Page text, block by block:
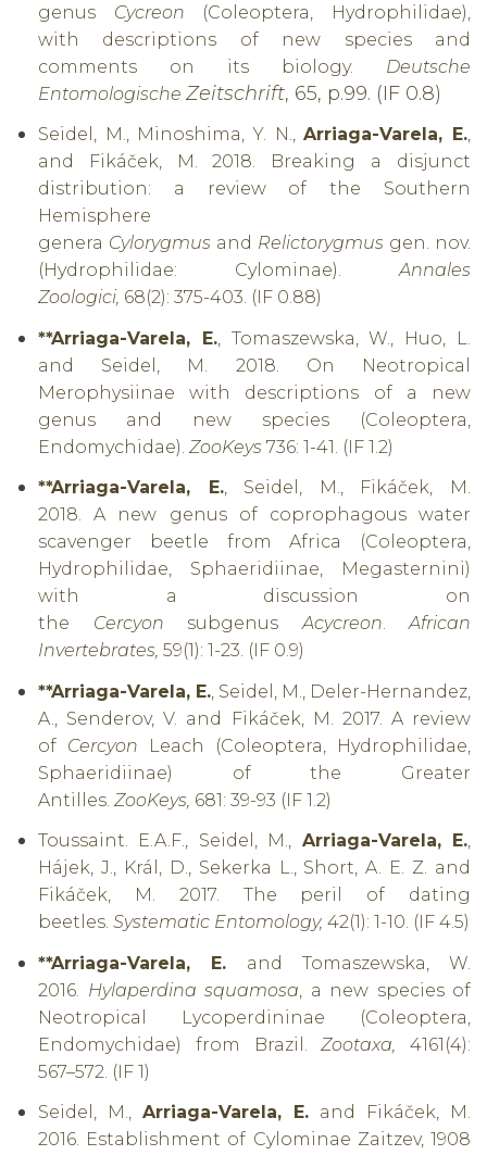
genus Cycreon (Coleoptera, Hydrophilidae),
with descriptions of new species and
comments on its biology. Deutsche
Entomologische Zeitschrift, 65, p.99. (IF 0.8)
Seidel, M., Minoshima, Y. N.,Arriaga-Varela, E.,
and Fikáček, M. 2018. Breaking a disjunct
distribution: a review of the Southern
Hemisphere
genera Cylorygmus and Relictorygmus gen. nov.
(Hydrophilidae: Cylominae).Annales
Zoologici, 68(2): 375-403. (IF 0.88)
**Arriaga-Varela, E., Tomaszewska, W., Huo, L.
and Seidel, M. 2018. On Neotropical
Merophysiinae with descriptions of a new
genus and new species (Coleoptera,
Endomychidae). ZooKeys 736: 1-41. (IF 1.2)
**Arriaga-Varela, E., Seidel, M., Fikáček, M.
2018.A new genus of coprophagous water
scavenger beetle from Africa (Coleoptera,
Hydrophilidae, Sphaeridiinae, Megasternini)
with a discussion on
the Cercyon subgenusAcycreon.African
Invertebrates, 59(1): 1-23. (IF 0.9)
**Arriaga-Varela, E. , Seidel, M., Deler-Hernandez,
A., Senderov, V. and Fikáček, M. 2017. A review
of Cercyon
Leach (Coleoptera, Hydrophilidae,
Sphaeridiinae) of the Greater
Antilles. ZooKeys, 681: 39-93 (IF 1.2)
Toussaint. E.A.F., Seidel, M., Arriaga-Varela, E.,
Hájek, J., Král, D., Sekerka L., Short, A. E. Z. and
Fikáček, M. 2017. The peril of dating
beetles. Systematic Entomology, 42(1): 1-10. (IF 4.5)
**Arriaga-Varela, E. and Tomaszewska, W.
2016. Hylaperdina squamosa , a new species of
Neotropical Lycoperdininae (Coleoptera,
Endomychidae) from Brazil.Zootaxa, 4161(4):
567–572. (IF 1)
Seidel, M., Arriaga-Varela, E. and Fikáček, M.
2016. Establishment of Cylominae Zaitzev, 1908